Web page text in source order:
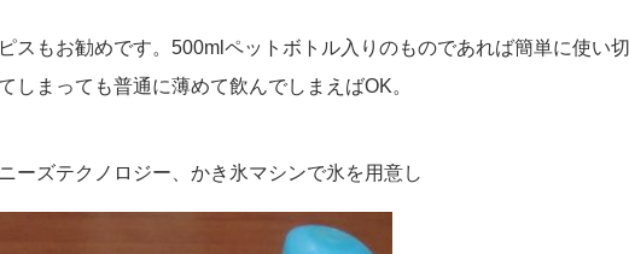
スもお勧めです。500mlペットボトル入りのものであれば簡単に使い切
しまっても普通に薄めて飲んでしまえばOK。
ーズテクノロジー、かき氷マシンで氷を用意し